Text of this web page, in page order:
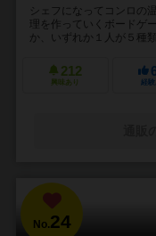
シェフになってコンロの
理を作っていくボードゲ
か、いずれか１人が５種
212
興味あり 経験
No.24